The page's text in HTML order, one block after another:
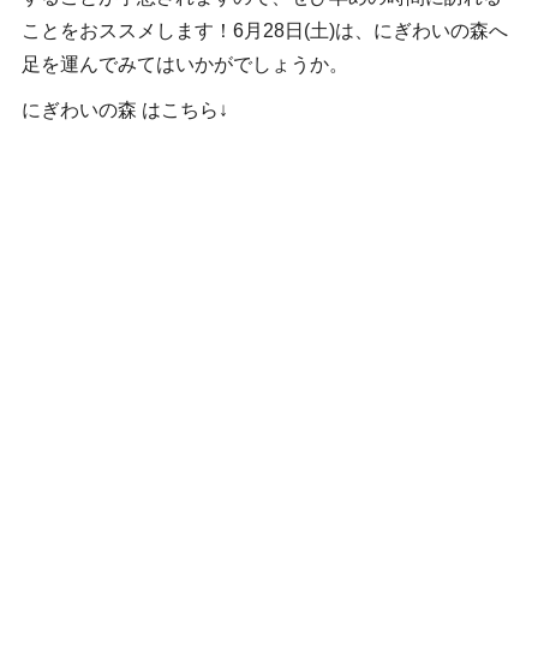
ことをおススメします！6月28日(土)は、にぎわいの森へ
足を運んでみてはいかがでしょうか。
にぎわいの森 はこちら↓